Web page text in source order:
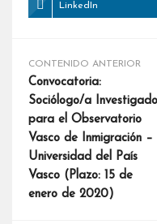
LinkedIn
CONTENIDO ANTERIOR
Convocatoria:
Sociólogo/a
para el Observatorio
Vasco de Inmigración –
Universidad del País
Vasco (Plazo: 15 de
enero de 2020)